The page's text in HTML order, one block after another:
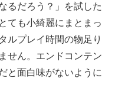
るだろう？」を試した
ても小綺麗にまとまっ
ルプレイ時間の物足り
せん。エンドコンテン
と面白味がないように